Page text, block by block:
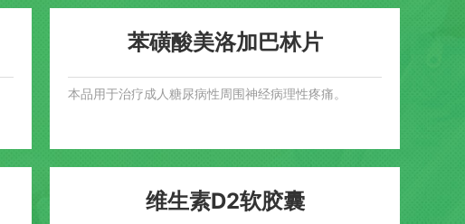
苯磺酸美洛加巴林片
本品用于治疗成人糖尿病性周围神经病理性疼痛。
维生素D2软胶囊